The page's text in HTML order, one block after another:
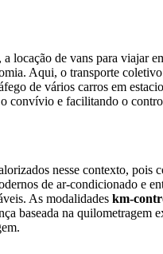
locação de vans para viajar
Aqui, o transporte
de vários carros em
convívio e facilitando o
nesse contexto, pois
de ar-condicionado e
As modalidades km-
baseada na quilometragem